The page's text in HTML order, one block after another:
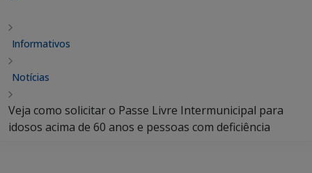
Informativos
Notícias
Veja como solicitar o Passe Livre Intermunicipal para
idosos acima de 60 anos e pessoas com deficiência